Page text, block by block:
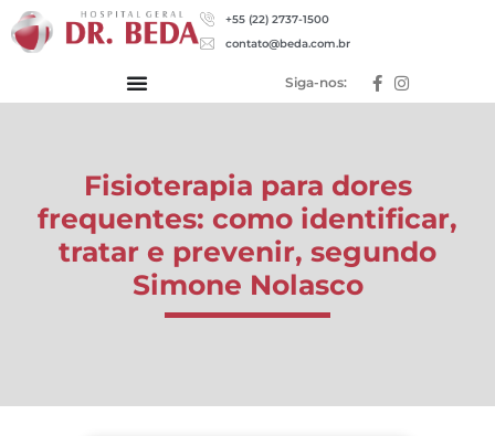
+55 (22) 2737-1500
contato@beda.com.br
Siga-nos:
Fisioterapia para dores
frequentes: como identificar,
tratar e prevenir, segundo
Simone Nolasco